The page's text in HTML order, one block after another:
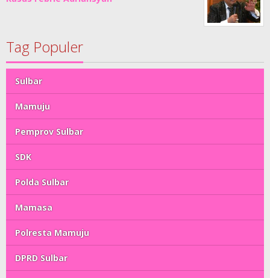
Tag Populer
Sulbar
Mamuju
Pemprov Sulbar
SDK
Polda Sulbar
Mamasa
Polresta Mamuju
DPRD Sulbar